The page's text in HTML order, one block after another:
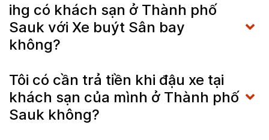
ihg có khách sạn ở Thành phố
Sauk với Xe buýt Sân bay
không?
Tôi có cần trả tiền khi đậu xe tại
khách sạn của mình ở Thành phố
Sauk không?